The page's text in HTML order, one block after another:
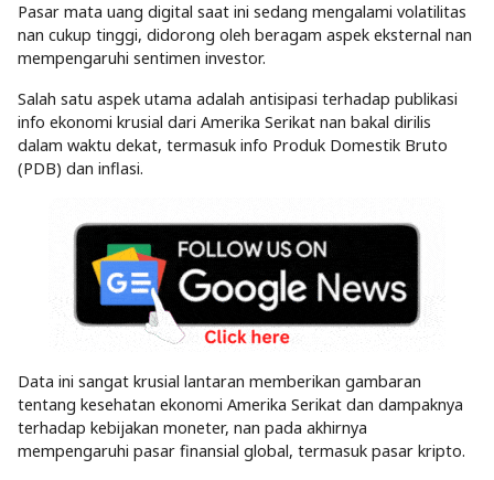
Pasar mata uang digital saat ini sedang mengalami volatilitas
nan cukup tinggi, didorong oleh beragam aspek eksternal nan
mempengaruhi sentimen investor.
Salah satu aspek utama adalah antisipasi terhadap publikasi
info ekonomi krusial dari Amerika Serikat nan bakal dirilis
dalam waktu dekat, termasuk info Produk Domestik Bruto
(PDB) dan inflasi.
Data ini sangat krusial lantaran memberikan gambaran
tentang kesehatan ekonomi Amerika Serikat dan dampaknya
terhadap kebijakan moneter, nan pada akhirnya
mempengaruhi pasar finansial global, termasuk pasar kripto.